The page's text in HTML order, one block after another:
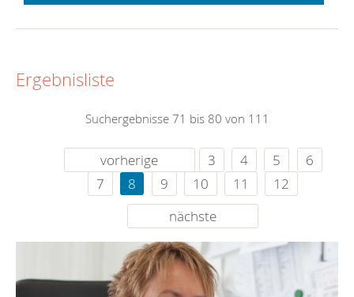
Ergebnisliste
Suchergebnisse 71 bis 80 von 111
vorherige 3 4 5
6
7
8 9 10 11
12
nächste